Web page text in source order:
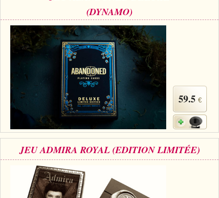
(DYNAMO)
59.5 €
JEU ADMIRA ROYAL (EDITION LIMITÉE)